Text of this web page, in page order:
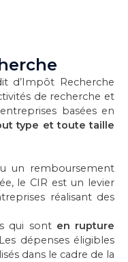
d’Impôt Recherche
de recherche et
basées en
type et toute taille
un remboursement
le CIR est un levier
réalisant des
qui sont en rupture
dépenses éligibles
dans le cadre de la